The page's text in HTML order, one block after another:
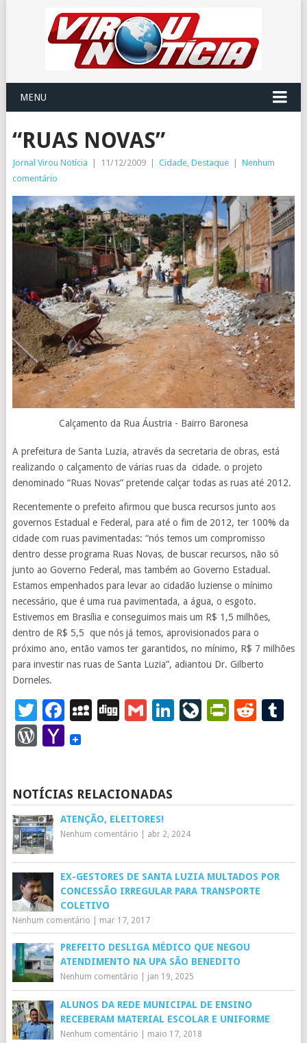
MENU
“RUAS NOVAS”
Jornal Virou Notícia 11/12/2009 Cidade, Destaque
Nenhum
comentário
Calçamento da Rua Áustria - Bairro Baronesa
A prefeitura de Santa Luzia, através da secretaria de obras, está
realizando o calçamento de várias ruas da cidade. o projeto
denominado “Ruas Novas” pretende calçar todas as ruas até 2012.
Recentemente o prefeito afirmou que busca recursos junto aos
governos Estadual e Federal, para até o fim de 2012, ter 100% da
cidade com ruas pavimentadas: “nós temos um compromisso
dentro desse programa Ruas Novas, de buscar recursos, não só
junto ao Governo Federal, mas também ao Governo Estadual.
Estamos empenhados para levar ao cidadão luziense o mínimo
necessário, que é uma rua pavimentada, a água, o esgoto.
Estivemos em Brasília e conseguimos mais um R$ 1,5 milhões,
dentro de R$ 5,5 que nós já temos, aprovisionados para o
próximo ano, então vamos ter garantidos, no mínimo, R$ 7 milhões
para investir nas ruas de Santa Luzia”, adiantou Dr. Gilberto
Dorneles.
Twitter
Facebook
MySpace
DiggGmailLinkedIn
WordPress
Yahoo
NOTÍCIAS RELACIONADAS
ATENÇÃO, ELEITORES!
Nenhum comentário abr 2, 2024
EX-GESTORES DE SANTA LUZIA MULTADOS POR
CONCESSÃO IRREGULAR PARA TRANSPORTE
COLETIVO
Nenhum comentário mar 17, 2017
PREFEITO DESLIGA MÉDICO QUE NEGOU
ATENDIMENTO NA UPA SÃO BENEDITO
Nenhum comentário jan 19, 2025
ALUNOS DA REDE MUNICIPAL DE ENSINO
RECEBERAM MATERIAL ESCOLAR E UNIFORME
Nenhum comentário maio 17, 2018